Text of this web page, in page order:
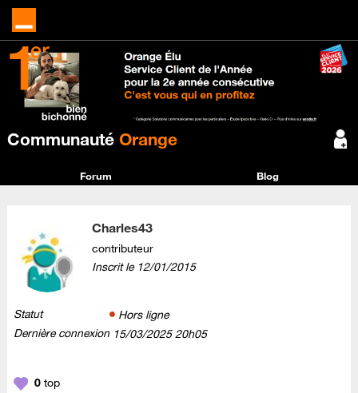
Communauté Orange
Forum Blog
Charles43
contributeur
Inscrit le ‎12/01/2015
Statut
Hors ligne
Dernière connexion ‎15/03/2025 20h05
0 top